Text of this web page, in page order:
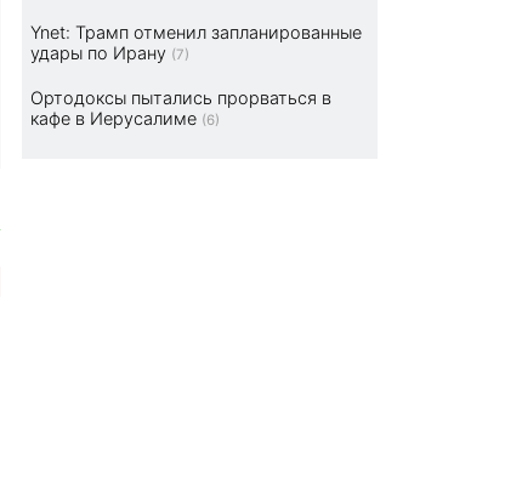
Ynet: Трамп отменил запланированные
удары по Ирану (7)
Ортодоксы пытались прорваться в
кафе в Иерусалиме (6)